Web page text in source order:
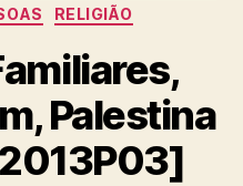
RELIGIÃO
Palestina